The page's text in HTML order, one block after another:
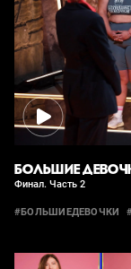
БОЛЬШИЕ
Финал. Часть 2
#БОЛЬШИЕДЕВОЧКИ